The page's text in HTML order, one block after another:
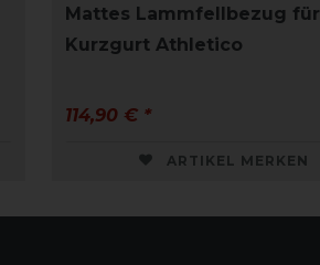
Mattes Lammfellbezug für
Kurzgurt Athletico
114,90 € *
ARTIKEL MERKEN